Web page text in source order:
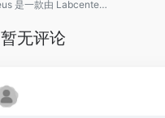
Proteus 是一款由 Labcenter Electronics 开发的电子设计自动化 (EDA) 软件，主要用于电子电路的设计和仿真。它适用于原理图设计、PCB 布局、嵌入式系统开发和电路仿真。Proteus 提供了一个集成的开发环境，帮助工程师在设计和验证电子电路时提高效率和准确性。
暂无评论